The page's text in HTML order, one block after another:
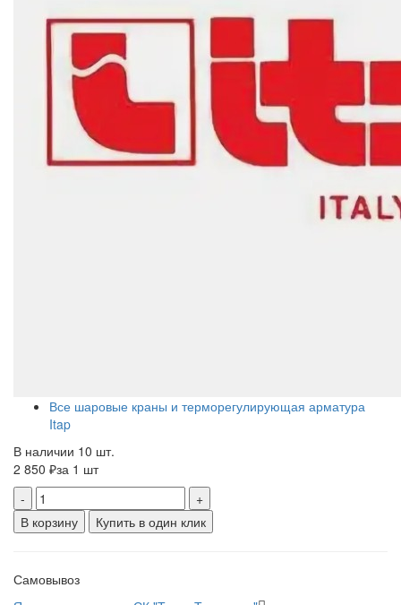
Все шаровые краны и терморегулирующая арматура
Itap
В наличии 10 шт.
2 850 ₽за 1 шт
-
+
В корзину
Купить в один клик
Самовывоз